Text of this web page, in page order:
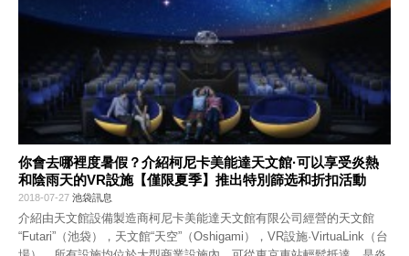
你會去哪裡度暑假？介紹柯尼卡美能達天文館·可以享受炎熱
和陰雨天的VR設施【僅限夏季】推出特別篩选和折扣活動
2018-07-27 池袋訊息
介紹由天文館設備製造商柯尼卡美能達天文館有限公司經營的天文館
“Futari”（池袋），天文館“天空”（Oshigami），VR設施·VirtuaLink（台